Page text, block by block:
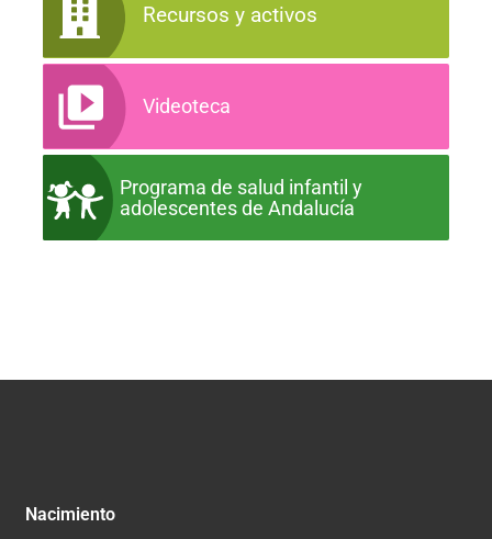
Recursos y activos
Videoteca
Programa de salud infantil y
adolescentes de Andalucía
Nacimiento